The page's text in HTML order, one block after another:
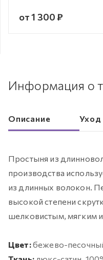
от 1 300 ₽
Информация о
Описание Уход
Простыня из
производства
из длинных волокон.
высокой степени
шелковистым, мягким
Цвет:бежево-